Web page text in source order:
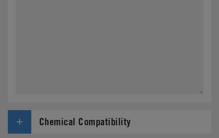
Chemical Compatibility